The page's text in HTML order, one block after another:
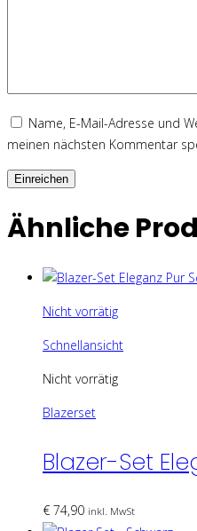
Name, E-Mail-Adresse und
meinen nächsten Kommentar
Ähnliche
Nicht vorrätig
Schnellansicht
Nicht vorrätig
Blazerset
Blazer-Set
€ 74,90 inkl. MwSt